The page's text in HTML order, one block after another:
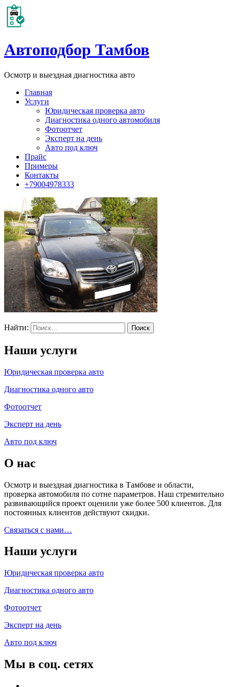
Автоподбор Тамбов
Осмотр и выездная диагностика авто
Главная
Услуги
Юридическая проверка авто
Диагностика одного автомобиля
Фотоотчет
Эксперт на день
Авто под ключ
Прайс
Примеры
Контакты
+79004978333
Найти:
Наши услуги
Юридическая проверка авто
Диагностика одного авто
Фотоотчет
Эксперт на день
Авто под ключ
О нас
Осмотр и выездная диагностика в Тамбове и области,
проверка автомобиля по сотне параметров. Наш стремительно
развивающийся проект оценили уже более 500 клиентов. Для
постоянных клиентов действуют скидки.
Связаться с нами…
Наши услуги
Юридическая проверка авто
Диагностика одного авто
Фотоотчет
Эксперт на день
Авто под ключ
Мы в соц. сетях